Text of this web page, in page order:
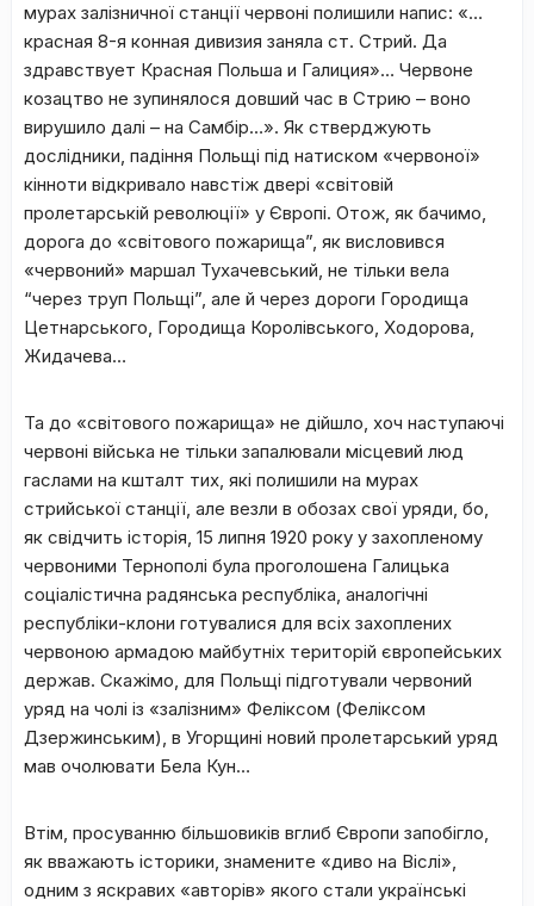
мурах залізничної станції червоні полишили напис: «…
красная 8-я конная дивизия заняла ст. Стрий. Да
здравствует Красная Польша и Галиция»… Червоне
козацтво не зупинялося довший час в Стрию – воно
вирушило далі – на Самбір…». Як стверджують
дослідники, падіння Польщі під натиском «червоної»
кінноти відкривало навстіж двері «світовій
пролетарській революції» у Європі. Отож, як бачимо,
дорога до «світового пожарища”, як висловився
«червоний» маршал Тухачевський, не тільки вела
“через труп Польщі”, але й через дороги Городища
Цетнарського, Городища Королівського, Ходорова,
Жидачева…
Та до «світового пожарища» не дійшло, хоч наступаючі
червоні війська не тільки запалювали місцевий люд
гаслами на кшталт тих, які полишили на мурах
стрийської станції, але везли в обозах свої уряди, бо,
як свідчить історія, 15 липня 1920 року у захопленому
червоними Тернополі була проголошена Галицька
соціалістична радянська республіка, аналогічні
республіки-клони готувалися для всіх захоплених
червоною армадою майбутніх територій європейських
держав. Скажімо, для Польщі підготували червоний
уряд на чолі із «залізним» Феліксом (Феліксом
Дзержинським), в Угорщині новий пролетарський уряд
мав очолювати Бела Кун…
Втім, просуванню більшовиків вглиб Європи запобігло,
як вважають історики, знамените «диво на Віслі»,
одним з яскравих «авторів» якого стали українські